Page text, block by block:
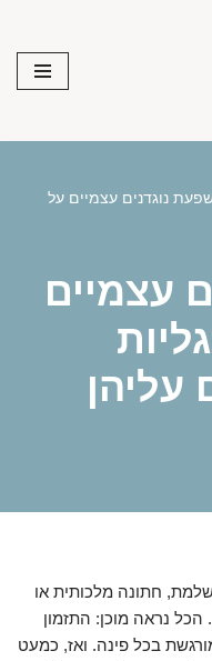
נוגדנים עצמיים על
עצמיים
עליהן
חתונה מלכותית או
נראה מוכן: התזמון
בכל פינה. ואז, כמעט